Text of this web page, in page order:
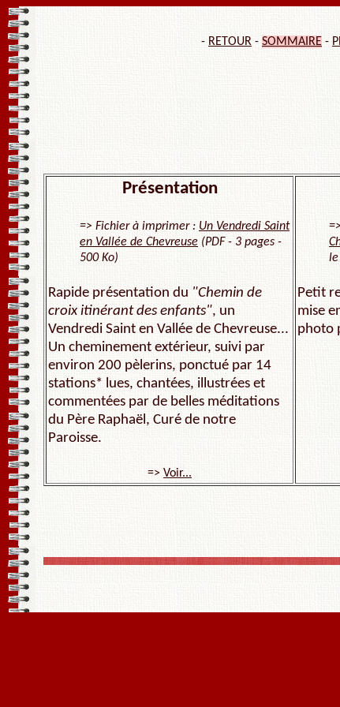
- RETOUR - SOMMAIRE -
Présentation
=> Fichier à imprimer : Un Vendredi Saint
en Vallée de Chevreuse (PDF - 3 pages -
500 Ko)
Rapide présentation du "Chemin de
croix itinérant des enfants", un
Vendredi Saint en Vallée de Chevreuse...
Un cheminement extérieur, suivi par
environ 200 pèlerins, ponctué par 14
stations* lues, chantées, illustrées et
commentées par de belles méditations
du Père Raphaël, Curé de notre
Paroisse.
=> Voir...
le
Petit
mise
photo